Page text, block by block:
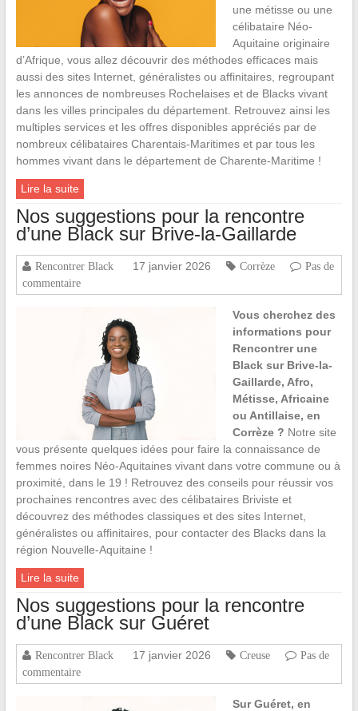
une métisse ou une
célibataire Néo-
Aquitaine originaire
d’Afrique, vous allez découvrir des méthodes efficaces mais
aussi des sites Internet, généralistes ou affinitaires, regroupant
les annonces de nombreuses Rochelaises et de Blacks vivant
dans les villes principales du département. Retrouvez ainsi les
multiples services et les offres disponibles appréciés par de
nombreux célibataires Charentais-Maritimes et par tous les
hommes vivant dans le département de Charente-Maritime !
Lire la suite
Nos suggestions pour la rencontre
d’une Black sur Brive-la-Gaillarde
Rencontrer Black 17 janvier 2026 Corrèze
Pas de
commentaire
Vous cherchez des
informations pour
Rencontrer une
Black sur Brive-la-
Gaillarde, Afro,
Métisse, Africaine
ou Antillaise, en
Corrèze ? Notre site
vous présente quelques idées pour faire la connaissance de
femmes noires Néo-Aquitaines vivant dans votre commune ou à
proximité, dans le 19 ! Retrouvez des conseils pour réussir vos
prochaines rencontres avec des célibataires Briviste et
découvrez des méthodes classiques et des sites Internet,
généralistes ou affinitaires, pour contacter des Blacks dans la
région Nouvelle-Aquitaine !
Lire la suite
Nos suggestions pour la rencontre
d’une Black sur Guéret
Rencontrer Black 17 janvier 2026 Creuse
Pas de
commentaire
Sur Guéret, en